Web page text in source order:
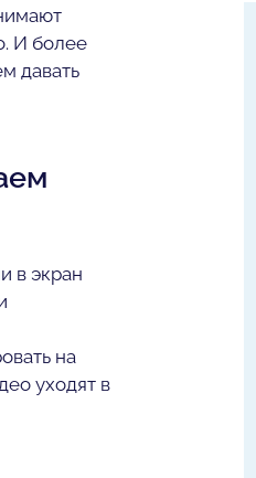
И более
давать
в экран
на
уходят в